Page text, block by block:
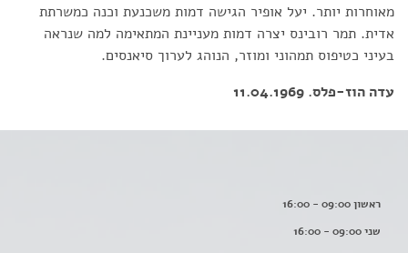
מאוחרות יותר. יעל אופיר הגישה דמות משכנעת וכנה כמשרתת
אדית. תמר רובינס יצרה דמות מעניינת המתאימה למה שנראה
בעיני כטיפוס תמהוני ומוזר, הנוהג לערוך סיאנסים.
עדה הוז-פלס. 11.04.1969
ראשון 09:00 - 16:00
שני 09:00 - 16:00